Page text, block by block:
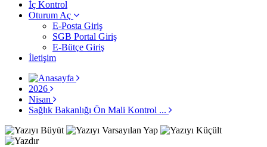
İç Kontrol
Oturum Aç
E-Posta Giriş
SGB Portal Giriş
E-Bütçe Giriş
İletişim
2026
Nisan
Sağlık Bakanlığı Ön Mali Kontrol ...